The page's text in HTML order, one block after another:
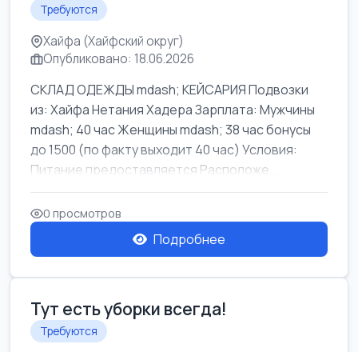
Требуются
Хайфа (Хайфский округ)
Опубликовано: 18.06.2026
СКЛАД ОДЕЖДЫ mdash; КЕЙСАРИЯ Подвозки
из: Хайфа Нетания Хадера Зарплата: Мужчины
mdash; 40 час Женщины mdash; 38 час бонусы
до 1500 (по факту выходит 40 час) Условия:
Питание предоставляется Расположе...
0 просмотров
Подробнее
Тут есть уборки всегда!
Требуются